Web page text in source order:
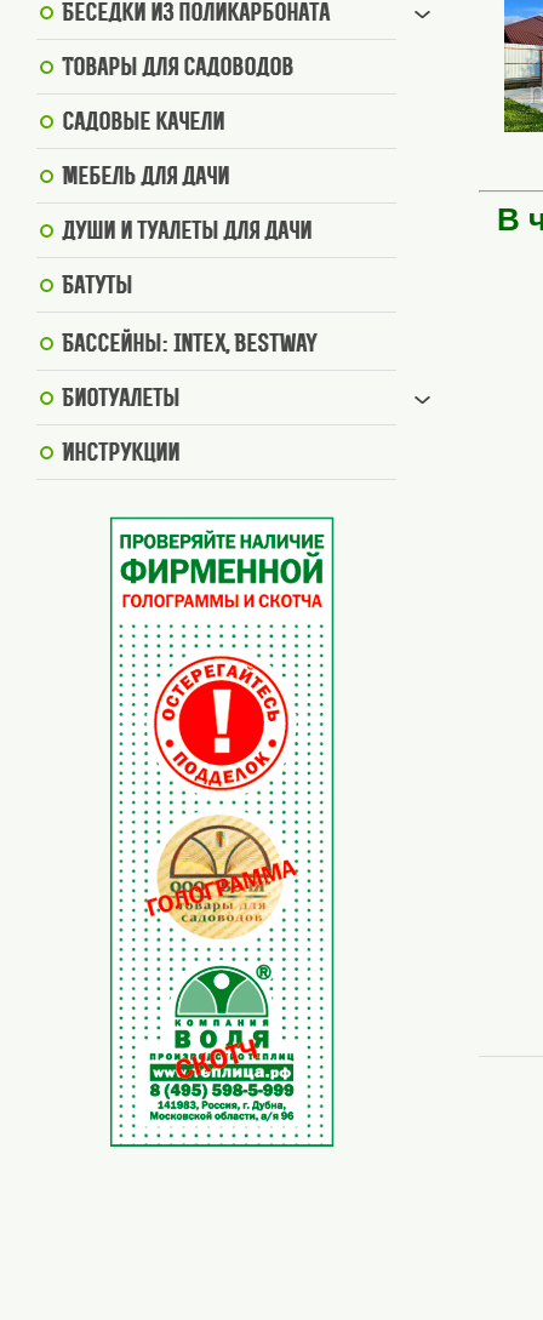
Беседки из поликарбоната
Товары для садоводов
Садовые качели
Мебель для дачи
Души и туалеты для дачи
Батуты
Бассейны: Intex, BestWay
Биотуалеты
Инструкции
В